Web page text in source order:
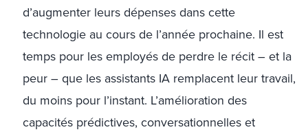
d’augmenter leurs dépenses dans cette
technologie au cours de l’année prochaine. Il est
temps pour les employés de perdre le récit – et la
peur – que les assistants IA remplacent leur travail,
du moins pour l’instant. L’amélioration des
capacités prédictives, conversationnelles et